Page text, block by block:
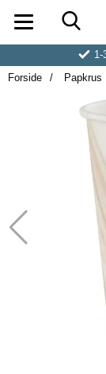
1-
Forside
Papkrus